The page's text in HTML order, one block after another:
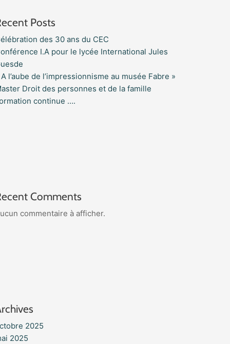
Posts
des 30 ans du CEC
I.A pour le lycée International Jules
A l’aube de l’impressionnisme au musée Fabre »
Droit des personnes et de la famille
continue ….
Comments
commentaire à afficher.
2025
2025